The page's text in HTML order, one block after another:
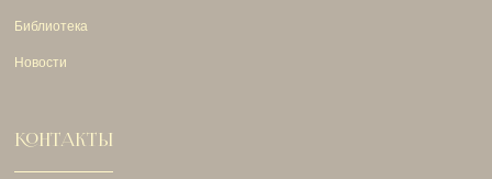
Библиотека
Новости
КОНТАКТЫ